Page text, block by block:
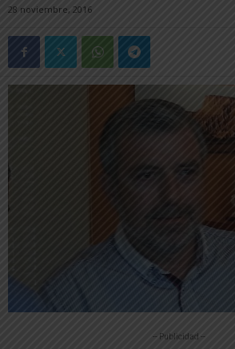
28 noviembre, 2016
-- Publicidad --